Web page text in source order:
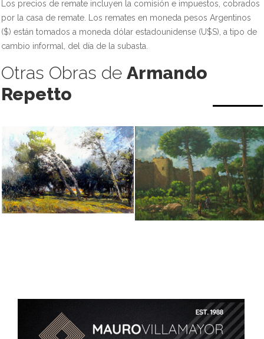
Los precios de remate incluyen la comisión e impuestos, cobrados
por la casa de remate. Los remates en moneda pesos Argentinos
($) están tomados a moneda dólar estadounidense (U$S), a tipo de
cambio informal, del día de la subasta.
Otras Obras de Armando
Repetto